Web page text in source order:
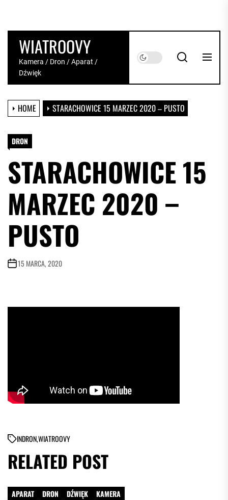
the
contentWIATROOVY
Kamera / Dron / Aparat /
Dźwięk
HOME STARACHOWICE 15 MARZEC 2020 – PUSTO
DRON
STARACHOWICE 15
MARZEC 2020 –
PUSTO
15 MARCA, 2020
INDRON,WIATROOVY
RELATED POST
APARAT DRON DŹWIĘK KAMERA